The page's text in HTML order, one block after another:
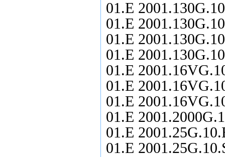
01.E
01.E
01.E
01.E
01.E
01.E
01.E
01.E
01.E
01.E